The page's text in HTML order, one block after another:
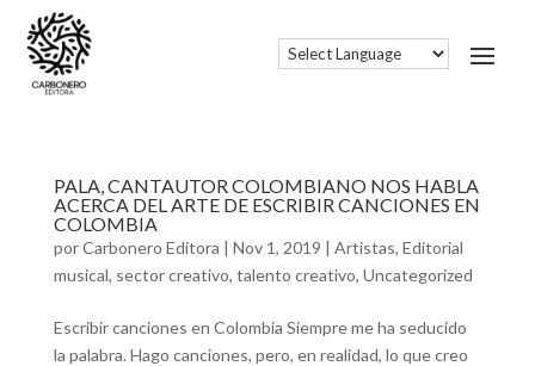
PALA, CANTAUTOR COLOMBIANO NOS HABLA
ACERCA DEL ARTE DE ESCRIBIR CANCIONES EN
COLOMBIA
porCarbonero Editora | Nov 1, 2019 | Artistas, Editorial
musical, sector creativo, talento creativo, Uncategorized
Escribir canciones en Colombia Siempre me ha seducido
la palabra. Hago canciones, pero, en realidad, lo que creo